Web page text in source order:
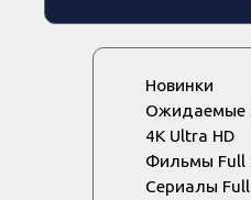
Новинки
Ожидаемые
4K Ultra HD
Фильмы Full
Сериалы